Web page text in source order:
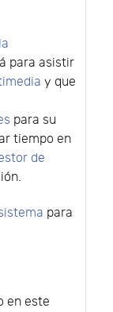
para asistir
y que
para su
tiempo en
de
para
en este